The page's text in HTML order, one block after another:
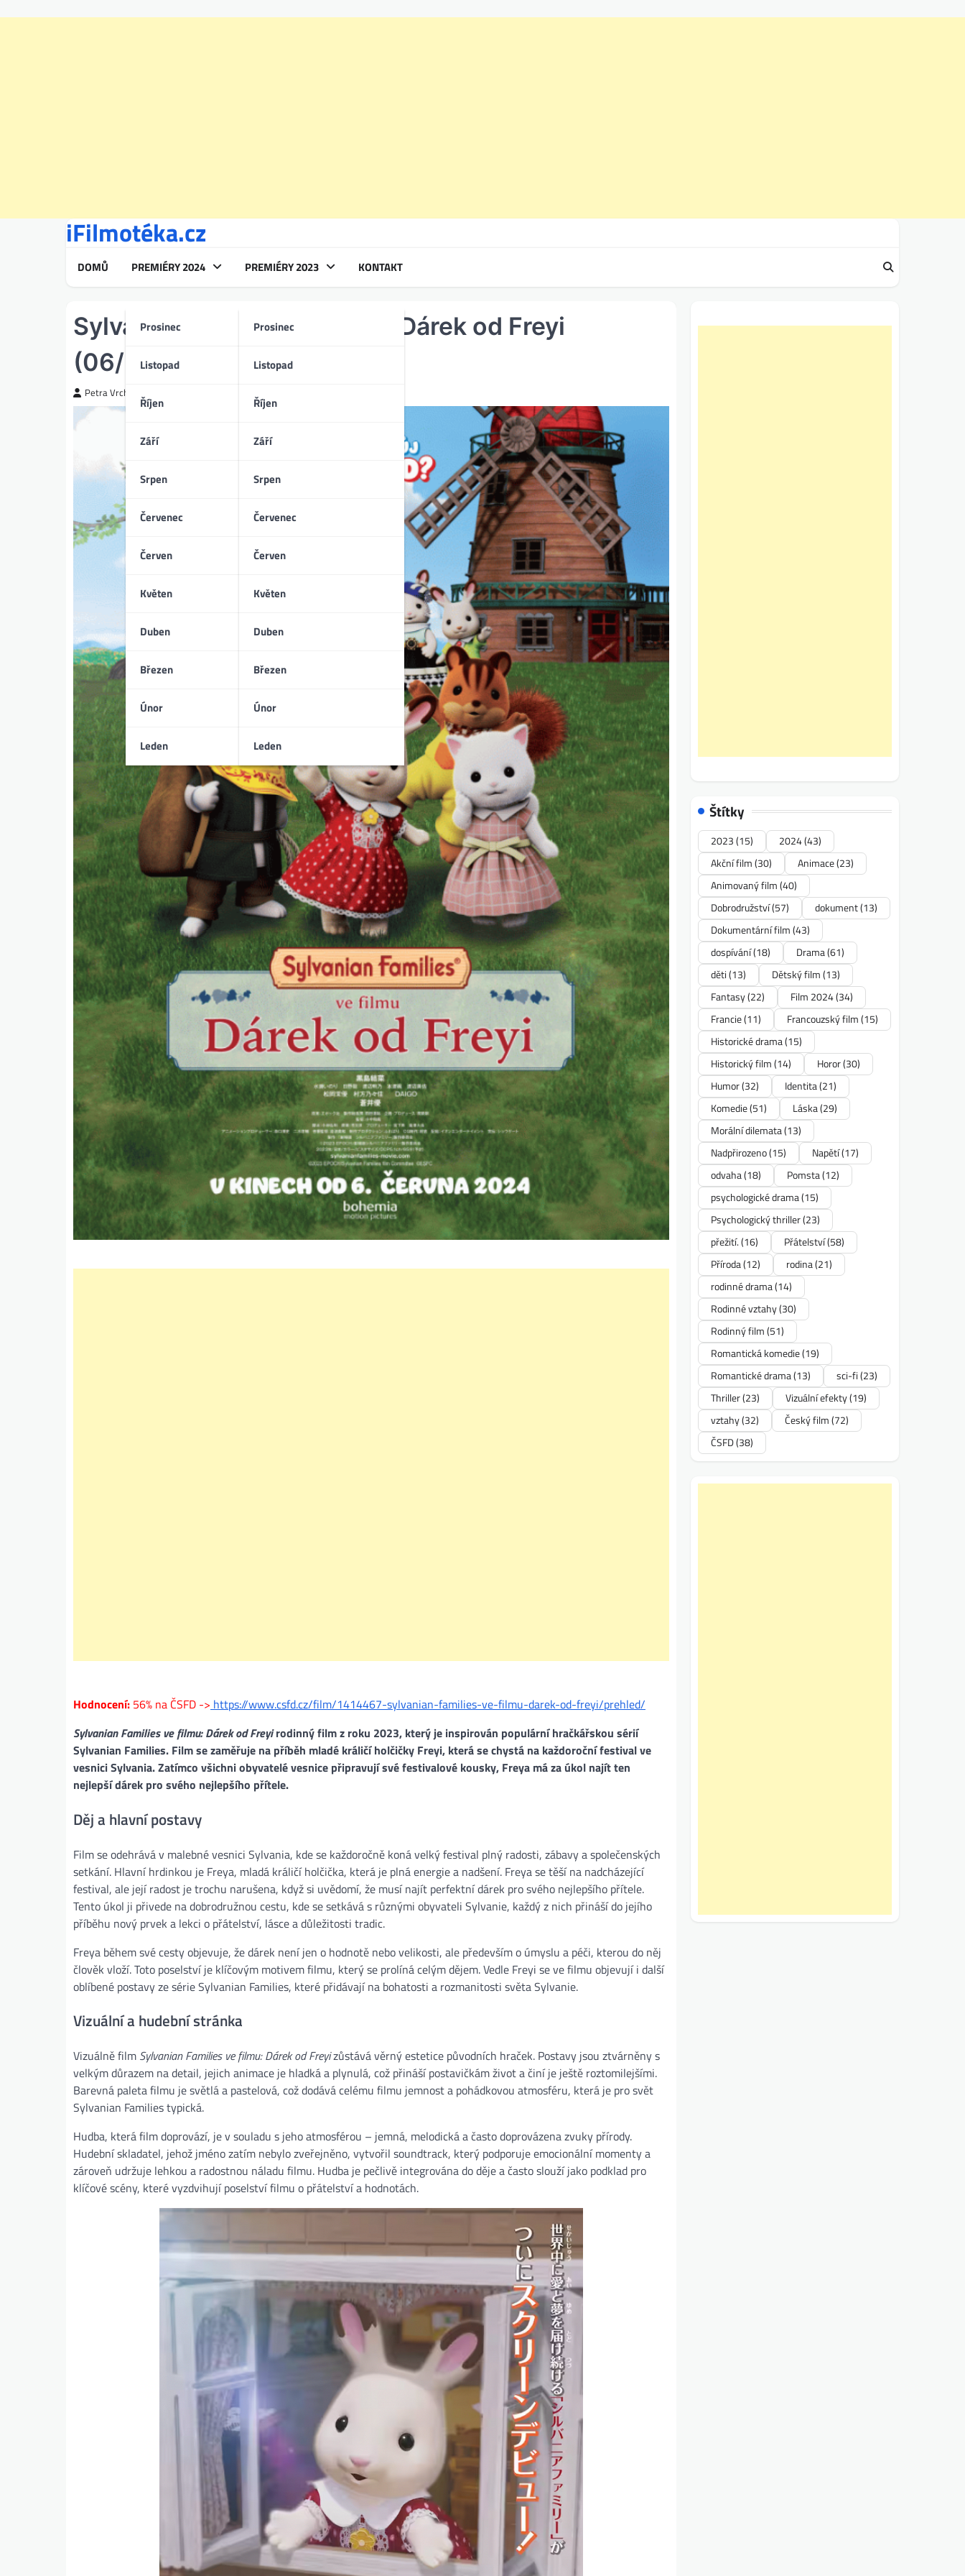
iFilmotéka.cz
DOMŮ PREMIÉRY 2024
Prosinec
Listopad
Říjen
Září
Srpen
Červenec
Červen
Květen
Duben
Březen
Únor
Leden
PREMIÉRY 2023
Prosinec
Listopad
Říjen
Září
Srpen
Červenec
Červen
Květen
Duben
Březen
Únor
Leden
KONTAKT
Sylvanian Families ve filmu: Dárek od Freyi
(06/2024)
Petra Vrchotická
Hodnocení: 56% na ČSFD -> https://www.csfd.cz/film/1414467-sylvanian-families-ve-filmu-darek-od-freyi/prehled/
Sylvanian Families ve filmu: Dárek od Freyirodinný film z roku 2023, který je inspirován populární hračkářskou sérií
Sylvanian Families. Film se zaměřuje na příběh mladé králičí holčičky Freyi, která se chystá na každoroční festival ve
vesnici Sylvania. Zatímco všichni obyvatelé vesnice připravují své festivalové kousky, Freya má za úkol najít ten
nejlepší dárek pro svého nejlepšího přítele.
Děj a hlavní postavy
Film se odehrává v malebné vesnici Sylvania, kde se každoročně koná velký festival plný radosti, zábavy a společenských
setkání. Hlavní hrdinkou je Freya, mladá králičí holčička, která je plná energie a nadšení. Freya se těší na nadcházející
festival, ale její radost je trochu narušena, když si uvědomí, že musí najít perfektní dárek pro svého nejlepšího přítele.
Tento úkol ji přivede na dobrodružnou cestu, kde se setkává s různými obyvateli Sylvanie, každý z nich přináší do jejího
příběhu nový prvek a lekci o přátelství, lásce a důležitosti tradic.
Freya během své cesty objevuje, že dárek není jen o hodnotě nebo velikosti, ale především o úmyslu a péči, kterou do něj
člověk vloží. Toto poselství je klíčovým motivem filmu, který se prolíná celým dějem. Vedle Freyi se ve filmu objevují i další
oblíbené postavy ze série Sylvanian Families, které přidávají na bohatosti a rozmanitosti světa Sylvanie.
Vizuální a hudební stránka
Vizuálně film Sylvanian Families ve filmu: Dárek od Freyizůstává věrný estetice původních hraček. Postavy jsou ztvárněny s
velkým důrazem na detail, jejich animace je hladká a plynulá, což přináší postavičkám život a činí je ještě roztomilejšími.
Barevná paleta filmu je světlá a pastelová, což dodává celému filmu jemnost a pohádkovou atmosféru, která je pro svět
Sylvanian Families typická.
Hudba, která film doprovází, je v souladu s jeho atmosférou – jemná, melodická a často doprovázena zvuky přírody.
Hudební skladatel, jehož jméno zatím nebylo zveřejněno, vytvořil soundtrack, který podporuje emocionální momenty a
zároveň udržuje lehkou a radostnou náladu filmu. Hudba je pečlivě integrována do děje a často slouží jako podklad pro
klíčové scény, které vyzdvihují poselství filmu o přátelství a hodnotách.
Štítky
2023(15) 2024(43)
Akční film(30) Animace(23)
Animovaný film(40)
Dobrodružství(57) dokument(13)
Dokumentární film(43)
dospívání(18) Drama(61)
děti(13) Dětský film(13)
Fantasy(22) Film 2024(34)
Francie(11) Francouzský film(15)
Historické drama(15)
Historický film(14) Horor(30)
Humor(32) Identita(21)
Komedie(51) Láska(29)
Morální dilemata(13)
Nadpřirozeno(15) Napětí(17)
odvaha(18) Pomsta(12)
psychologické drama(15)
Psychologický thriller(23)
přežití.(16) Přátelství(58)
Příroda(12) rodina(21)
rodinné drama(14)
Rodinné vztahy(30)
Rodinný film(51)
Romantická komedie(19)
Romantické drama(13) sci-fi(23)
Thriller(23) Vizuální efekty(19)
vztahy(32) Český film(72)
ČSFD(38)